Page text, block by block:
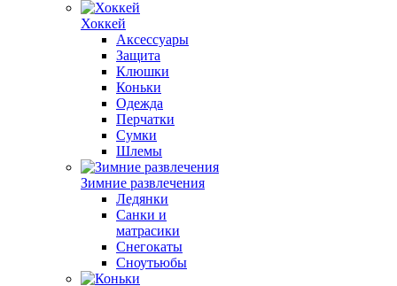
Хоккей
Аксессуары
Защита
Клюшки
Коньки
Одежда
Перчатки
Сумки
Шлемы
Зимние развлечения
Ледянки
Санки и
матрасики
Снегокаты
Сноутьюбы